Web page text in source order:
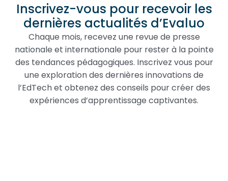
Inscrivez-vous pour recevoir les
dernières actualités d’Evaluo
Chaque mois, recevez une revue de presse
nationale et internationale pour rester à la pointe
des tendances pédagogiques. Inscrivez vous pour
une exploration des dernières innovations de
l’EdTech et obtenez des conseils pour créer des
expériences d’apprentissage captivantes.